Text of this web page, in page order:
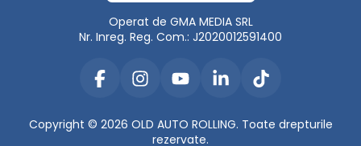
Operat de GMA MEDIA SRL
Nr. Inreg. Reg. Com.: J2020012591400
Copyright © 2026 OLD AUTO ROLLING. Toate drepturile
rezervate.